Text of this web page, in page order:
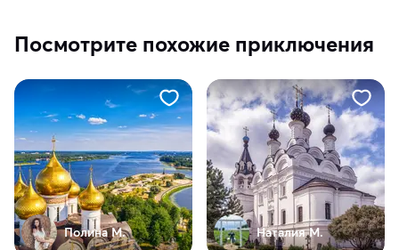
Посмотрите похожие приключения
Полина М. Наталия М.